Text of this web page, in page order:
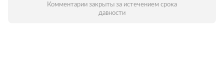
Комментарии закрыты за истечением срока
давности